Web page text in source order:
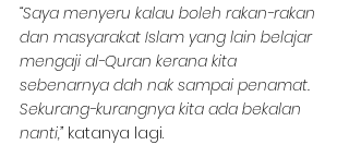
“Saya menyeru kalau boleh rakan-rakan
dan masyarakat Islam yang lain belajar
mengaji al-Quran kerana kita
sebenarnya dah nak sampai penamat.
Sekurang-kurangnya kita ada bekalan
nanti,” katanya lagi.